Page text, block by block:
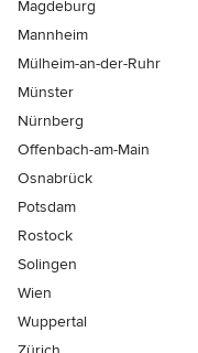
Magdeburg
Mannheim
Mülheim-an-der-Ruhr
Münster
Nürnberg
Offenbach-am-Main
Osnabrück
Potsdam
Rostock
Solingen
Wien
Wuppertal